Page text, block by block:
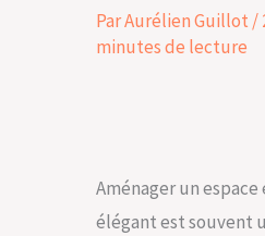
ParAurélien Guillot /
minutes de lecture
Aménager un
élégant est souvent